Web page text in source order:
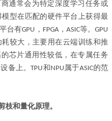
通常会为特定深度学习任务或
型在匹配的硬件平台上获得最
台有GPU ， FPGA ， ASIC等。GPU
较大，主要用在云端训练和推
芯片通用性较低，在专属任务
备上。TPU和NPU 属于ASIC的范
枝和量化原理。